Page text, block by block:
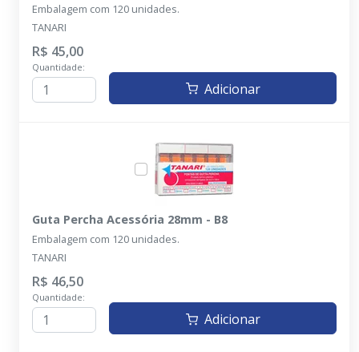
Embalagem com 120 unidades.
TANARI
R$ 45,00
Quantidade:
Adicionar
Guta Percha Acessória 28mm - B8
Embalagem com 120 unidades.
TANARI
R$ 46,50
Quantidade:
Adicionar